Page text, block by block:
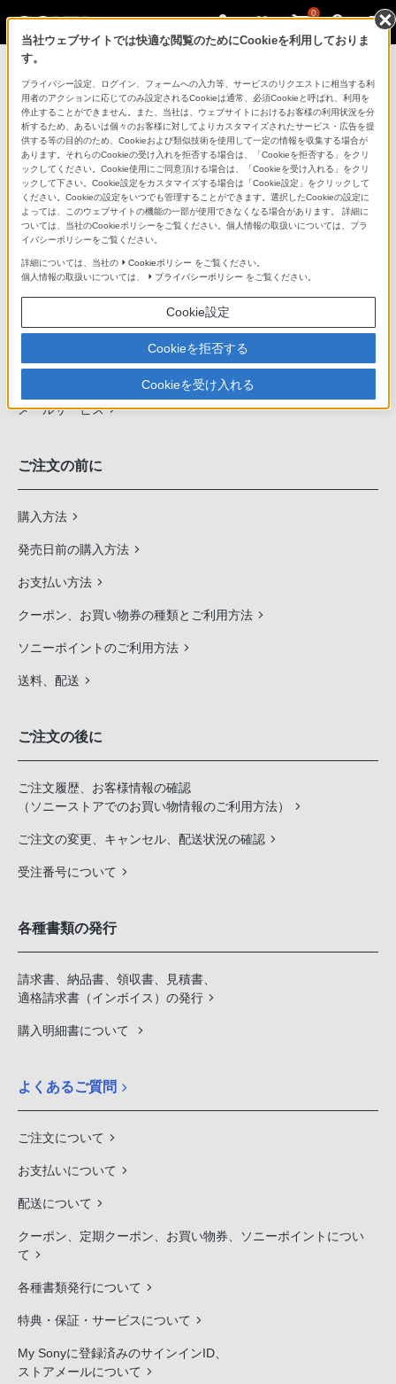
0
ソニーストアのご利用ガイド
ご利用ガイドでは、ソニーストアのご利用方法・サービ
スに関しまとめてご案内しております。
ご利用の前に
ソニーストア 店舗のご案内
ソニーショップ（ソニーストア取次店）のご案内
ソニーストアの特典・サービス
（長期保証、下取サービス、設置・設定サービスなど）
定期クーポンのプレゼントについて
メールサービス
ご注文の前に
購入方法
発売日前の購入方法
お支払い方法
クーポン、お買い物券の種類とご利用方法
ソニーポイントのご利用方法
送料、配送
ご注文の後に
ご注文履歴、お客様情報の確認
（ソニーストアでのお買い物情報のご利用方法）
ご注文の変更、キャンセル、配送状況の確認
受注番号について
各種書類の発行
請求書、納品書、領収書、見積書、
適格請求書（インボイス）の発行
購入明細書について
よくあるご質問
ご注文について
お支払いについて
配送について
クーポン、定期クーポン、お買い物券、ソニーポイントについ
て
各種書類発行について
特典・保証・サービスについて
My Sonyに登録済みのサインインID、
ストアメールについて
当社ウェブサイトでは快適な閲覧のためにCookieを利用しておりま
す。
プライバシー設定、ログイン、フォームへの入力等、サービスのリクエストに相当する利
用者のアクションに応じてのみ設定されるCookieは通常、必須Cookieと呼ばれ、利用を
停止することができません。また、当社は、ウェブサイトにおけるお客様の利用状況を分
析するため、あるいは個々のお客様に対してよりカスタマイズされたサービス・広告を提
供する等の目的のため、Cookieおよび類似技術を使用して一定の情報を収集する場合が
あります。それらのCookieの受け入れを拒否する場合は、「Cookieを拒否する」をクリ
ックしてください。Cookie使用にご同意頂ける場合は、「Cookieを受け入れる」をクリ
ックして下さい。Cookie設定をカスタマイズする場合は「Cookie設定」をクリックして
ください。Cookieの設定をいつでも管理することができます。選択したCookieの設定に
よっては、このウェブサイトの機能の一部が使用できなくなる場合があります。 詳細に
ついては、当社のCookieポリシーをご覧ください。個人情報の取扱いについては、プラ
イバシーポリシーをご覧ください。
詳細については、当社の Cookieポリシー をご覧ください。
個人情報の取扱いについては、
プライバシーポリシー をご覧ください。
Cookie設定
Cookieを拒否する
Cookieを受け入れる